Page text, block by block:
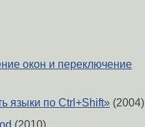
окон и переключение
языки по Ctrl+Shift» (2004)